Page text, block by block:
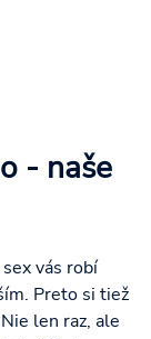
- naše
vás robí
Preto si tiež
len raz, ale